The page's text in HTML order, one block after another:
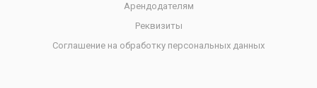
Арендодателям
Реквизиты
Соглашение на обработку персональных данных